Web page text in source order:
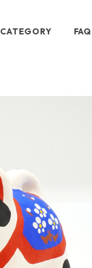
CATEGORY FAQ